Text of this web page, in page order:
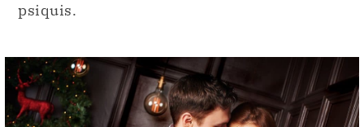
psiquis.